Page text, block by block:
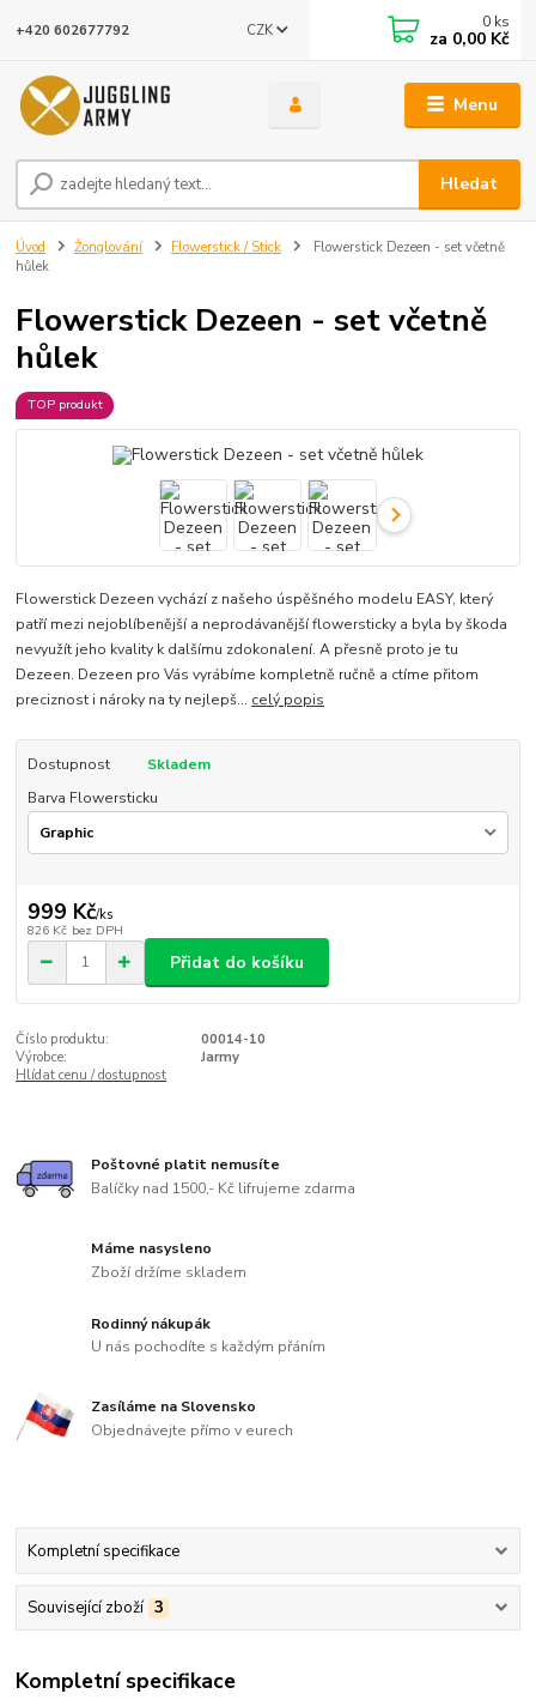
Menu
CZK
Hledat
+420 602677792 0 ks
za 0,00 Kč
Úvod Žonglování Flowerstick / Stick
Flowerstick Dezeen - set včetně
hůlek
Flowerstick Dezeen - set včetně
hůlek
TOP produkt
Flowerstick Dezeen vychází z našeho úspěšného modelu EASY, který
patří mezi nejoblíbenější a neprodávanější flowersticky a byla by škoda
nevyužít jeho kvality k dalšímu zdokonalení. A přesně proto je tu
Dezeen. Dezeen pro Vás vyrábíme kompletně ručně a ctíme přitom
preciznost i nároky na ty nejlepš... celý popis
Dostupnost
Skladem
Barva Flowersticku
999 Kč/ks
826 Kč bez DPH
Přidat do košíku
Číslo produktu:
00014-10
Výrobce:
Jarmy
Hlídat cenu / dostupnost
Poštovné platit nemusíte
Balíčky nad 1500,- Kč lifrujeme zdarma
Máme nasysleno
Zboží držíme skladem
Rodinný nákupák
U nás pochodíte s každým přáním
Zasíláme na Slovensko
Objednávejte přímo v eurech
Kompletní specifikace
Související zboží 3
Kompletní specifikace